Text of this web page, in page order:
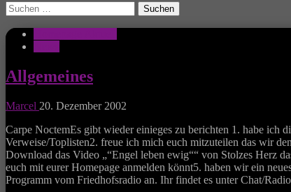
Suchen
nach:
Allgemeines
Marcel 20. Dezember 2002
Carpe NoctemEs gibt wieder einieges zu berichten 1. habe ich
Verweise/Toplisten2. freue ich mich euch mitzuteilen das wir
Download das Video „“Engel leben ewig““ von Stolzes Herz
euch mit eurer Homepage anmelden könnt5. haben wir ein
Programm vom Friedhofsradio an. Ihr findet es unter Chat/